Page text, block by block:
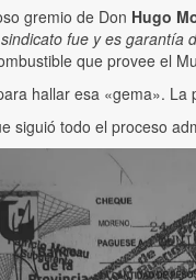
gremio de Don Hugo
fue y es garantía
que provee el
hallar esa «gema».
siguió todo el proceso